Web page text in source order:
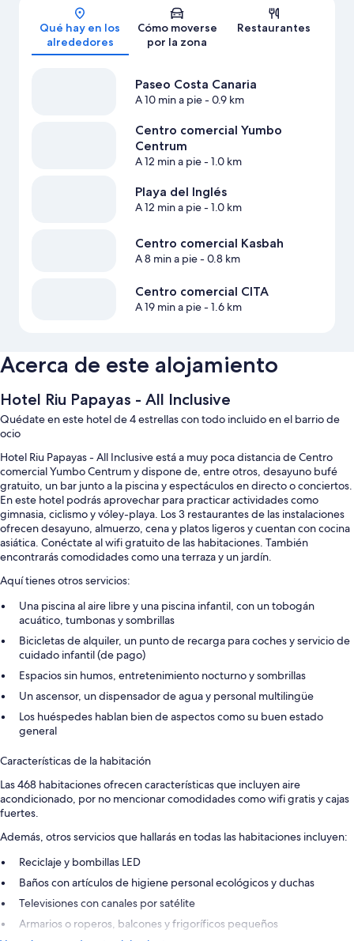
Qué hay en los
alrededores
Cómo moverse
por la zona
Restaurantes
Paseo Costa Canaria
A 10 min a pie- 0.9 km
Centro comercial Yumbo
Centrum
A 12 min a pie- 1.0 km
Playa del Inglés
A 12 min a pie- 1.0 km
Centro comercial Kasbah
A 8 min a pie- 0.8 km
Centro comercial CITA
A 19 min a pie- 1.6 km
Acerca de este alojamiento
Hotel Riu Papayas - All Inclusive
Quédate en este hotel de 4 estrellas con todo incluido en el barrio de
ocio
Hotel Riu Papayas - All Inclusive está a muy poca distancia de Centro
comercial Yumbo Centrum y dispone de, entre otros, desayuno bufé
gratuito, un bar junto a la piscina y espectáculos en directo o conciertos.
En este hotel podrás aprovechar para practicar actividades como
gimnasia, ciclismo y vóley-playa. Los 3 restaurantes de las instalaciones
ofrecen desayuno, almuerzo, cena y platos ligeros y cuentan con cocina
asiática. Conéctate al wifi gratuito de las habitaciones. También
encontrarás comodidades como una terraza y un jardín.
Aquí tienes otros servicios:
Una piscina al aire libre y una piscina infantil, con un tobogán
acuático, tumbonas y sombrillas
Bicicletas de alquiler, un punto de recarga para coches y servicio de
cuidado infantil (de pago)
Espacios sin humos, entretenimiento nocturno y sombrillas
Un ascensor, un dispensador de agua y personal multilingüe
Los huéspedes hablan bien de aspectos como su buen estado
general
Características de la habitación
Las 468 habitaciones ofrecen características que incluyen aire
acondicionado, por no mencionar comodidades como wifi gratis y cajas
fuertes.
Además, otros servicios que hallarás en todas las habitaciones incluyen:
Reciclaje y bombillas LED
Baños con artículos de higiene personal ecológicos y duchas
Televisiones con canales por satélite
Armarios o roperos, balcones y frigoríficos pequeños